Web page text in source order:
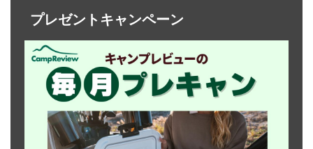
プレゼントキャンペーン